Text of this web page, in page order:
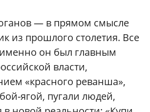
— в прямом смысле
из прошлого столетия. Все
он был главным
власти,
«красного реванша»,
ягой, пугали людей,